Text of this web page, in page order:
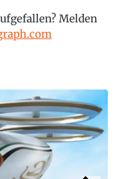
Melden